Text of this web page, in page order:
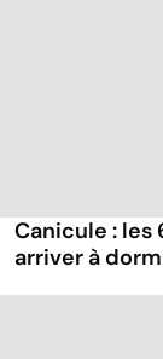
Canicule :
arriver à